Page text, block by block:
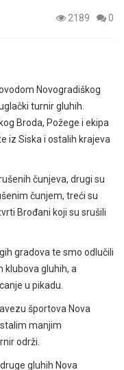
2189
0
Novogradiškog
turnir gluhih.
Broda, Požege i ekipa
iz Siska i ostalih krajeva
čunjeva, drugi su
čunjem, treći su
Brođani koji su srušili
gradova te smo odlučili
klubova gluhih, a
u pikadu.
športova Nova
manjim
održi.
gluhih Nova